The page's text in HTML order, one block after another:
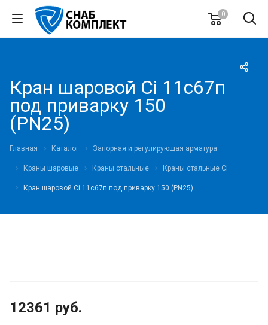
0
Кран шаровой Ci 11с67п
под приварку 150
(PN25)
Главная Каталог Запорная и регулирующая арматура
Краны шаровые Краны стальные Краны стальные Ci
Кран шаровой Ci 11с67п под приварку 150 (PN25)
12361 руб.